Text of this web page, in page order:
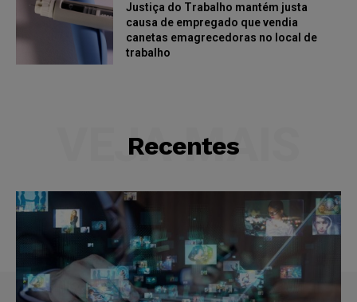
Justiça do Trabalho mantém justa
causa de empregado que vendia
canetas emagrecedoras no local de
trabalho
Recentes
VEJA MAIS